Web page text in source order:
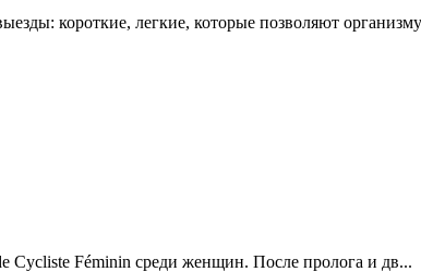
короткие, легкие, которые позволяют
Cycliste Féminin среди женщин. После пролога и дв...